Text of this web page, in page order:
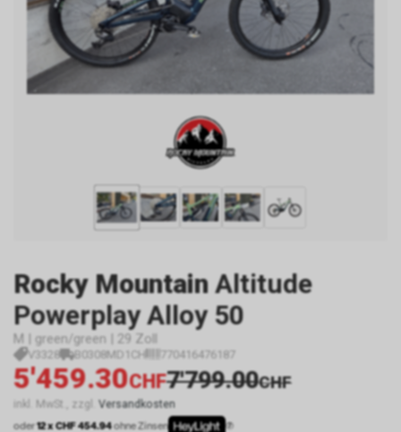
Rocky Mountain Altitude
Powerplay Alloy 50
M | green/green | 29 Zoll
V3328 B0308MD1CH 770416476187
5'459.30CHF7'799.00CHF
inkl. MwSt., zzgl. Versandkosten
oder12 x CHF 454.94ohne Zinsen